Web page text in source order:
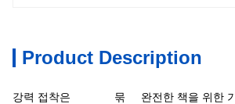
Product Description
강력 접착은 묶
완전한 책을 위한